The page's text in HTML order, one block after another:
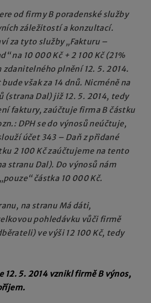
od firmy B poradenské služby
záležitostí a konzultací.
za tyto služby „Fakturu –
na 10 000 Kč + 2 100 Kč (21%
zdanitelného plnění 12. 5. 2014.
však za 14 dnů. Nicméně na
(strana Dal) již 12. 5. 2014, tedy
faktury, zaúčtuje firma B částku
DPH se do výnosů neúčtuje,
účet 343 – Daň z přidané
2 100 Kč zaúčtujeme na tento
stranu Dal). Do výnosů nám
částka 10 000 Kč.
na stranu Má dáti,
pohledávku vůči firmě
ve výši 12 100 Kč, tedy
12. 5. 2014 vznikl firmě B výnos,